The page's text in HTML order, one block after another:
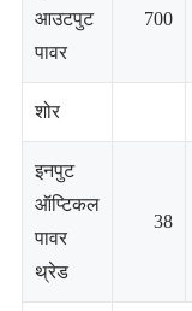
आउटपुट
पावर
700
शोर
इनपुट
ऑप्टिकल
पावर
थ्रेड
38